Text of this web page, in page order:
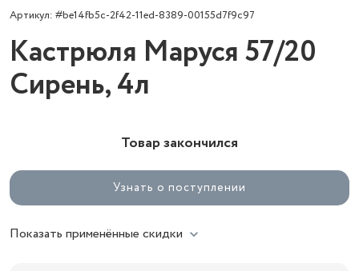
Артикул: #be14fb5c-2f42-11ed-8389-00155d7f9c97
Кастрюля Маруся 57/20
Сирень, 4л
Товар закончился
Узнать о поступлении
Показать применённые скидки